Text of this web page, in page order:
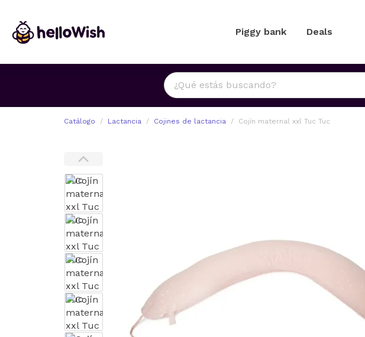
Piggy bank Deals
Catálogo Lactancia Cojines de lactancia Cojín maternal xxl Tuc Tuc